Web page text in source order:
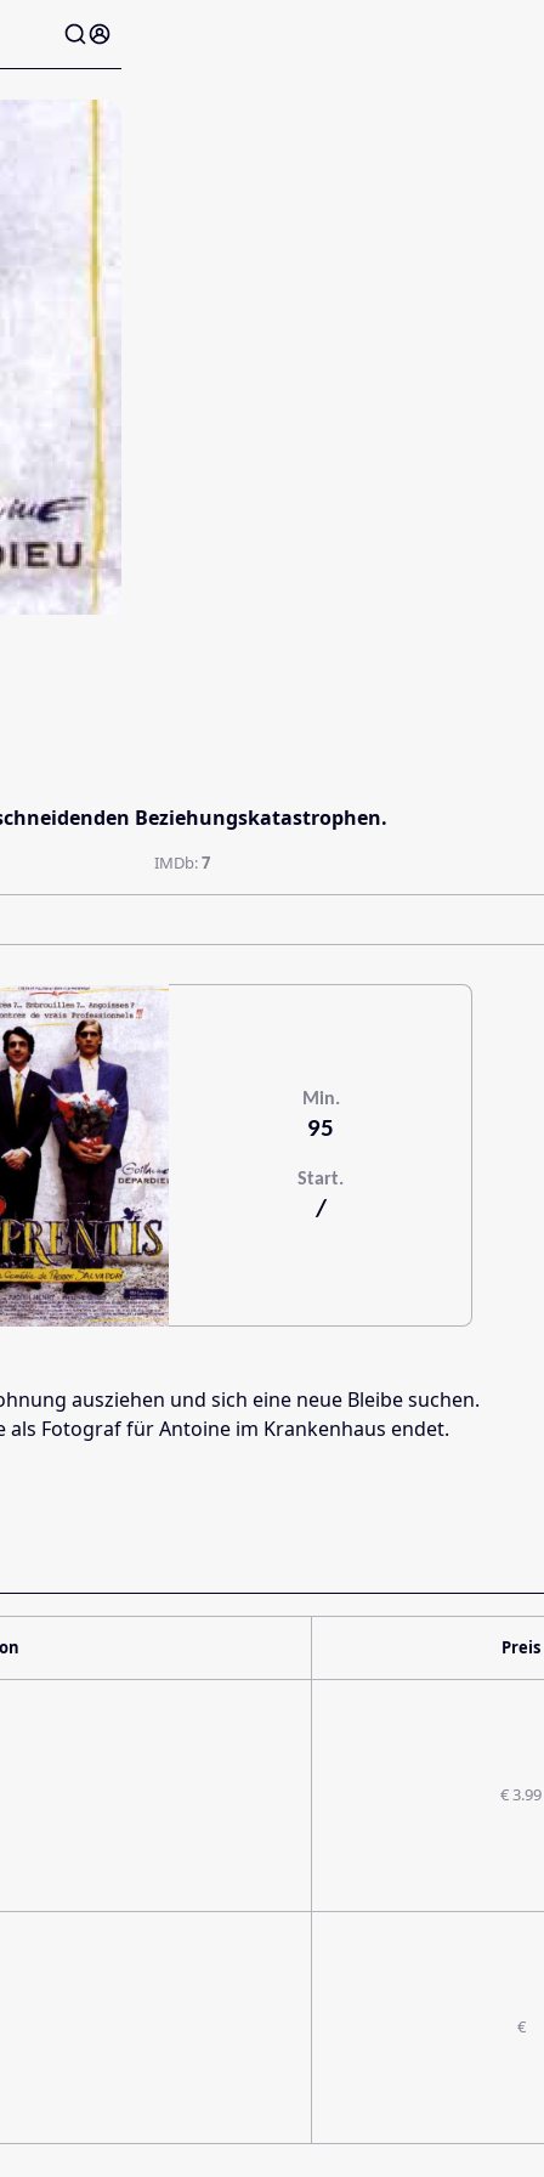
Beziehungskatastrophen.
IMDb:7
Min.
95
Start.
/
ausziehen und sich eine neue Bleibe suchen.
Fotograf für Antoine im Krankenhaus endet.
Preis
€ 3.99
€